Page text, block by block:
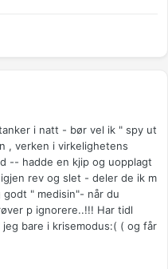
i natt - bør vel ik " spy ut
, verken i virkelighetens
-- hadde en kjip og uopplagt
rev og slet - deler de ik m
" medisin"- når du
p ignorere..!!! Har tidl
bare i krisemodus:( ( og får